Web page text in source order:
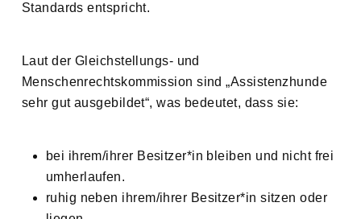
Standards entspricht.
Laut der Gleichstellungs- und
Menschenrechtskommission sind „Assistenzhunde
sehr gut ausgebildet“, was bedeutet, dass sie:
bei ihrem/ihrer Besitzer*in bleiben und nicht frei
umherlaufen.
ruhig neben ihrem/ihrer Besitzer*in sitzen oder